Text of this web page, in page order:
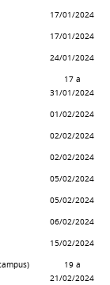
17/01/2024
17/01/2024
24/01/2024
17 a
31/01/2024
01/02/2024
02/02/2024
02/02/2024
05/02/2024
05/02/2024
06/02/2024
15/02/2024
19 a
21/02/2024